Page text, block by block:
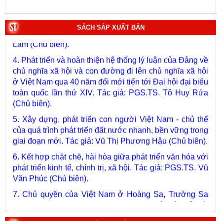
SÁCH SẮP XUẤT BẢN
vươn mình của dân tộc. Tác giả: PGS.TS. Vũ Trọng
Lâm (Chủ biên).
4. Phát triển và hoàn thiện hệ thống lý luận của Đảng về
chủ nghĩa xã hội và con đường đi lên chủ nghĩa xã hội
ở Việt Nam qua 40 năm đổi mới tiến tới Đại hội đại biểu
toàn quốc lần thứ XIV. Tác giả: PGS.TS. Tô Huy Rứa
(Chủ biên).
5. Xây dựng, phát triển con người Việt Nam - chủ thể
của quá trình phát triển đất nước nhanh, bền vững trong
giai đoạn mới. Tác giả: Vũ Thị Phương Hậu (Chủ biên).
6. Kết hợp chặt chẽ, hài hòa giữa phát triển văn hóa với
phát triển kinh tế, chính trị, xã hội. Tác giả: PGS.TS. Vũ
Văn Phúc (Chủ biên).
7. Chủ quyền của Việt Nam ở Hoàng Sa, Trường Sa
giai đoạn 1884 - 1975: Thực trạng khai thác và quản lý.
Tác giả: Thượng tướng, PGS.TS. Trần Quốc Tỏ (Chủ
biên).